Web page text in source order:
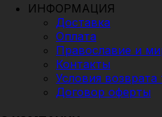
ИНФОРМАЦИЯ
Доставка
Оплата
Православие и
Контакты
Условия возврата
Договор оферты